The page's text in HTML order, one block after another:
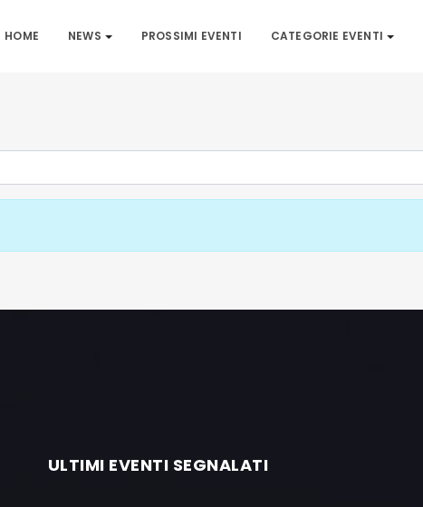
HOME NEWS PROSSIMI EVENTI CATEGORIE EVENTI
ULTIMI EVENTI SEGNALATI